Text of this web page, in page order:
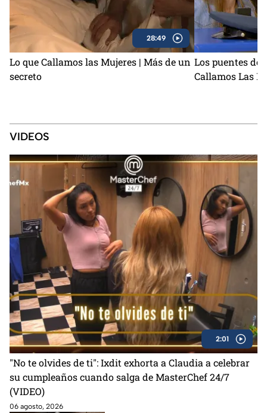
28:49
Lo que Callamos las Mujeres | Más de un
secreto
Los puentes de
Callamos Las
VIDEOS
2:01
"No te olvides de ti": Ixdit exhorta a Claudia a celebrar
su cumpleaños cuando salga de MasterChef 24/7
(VIDEO)
06 agosto, 2026